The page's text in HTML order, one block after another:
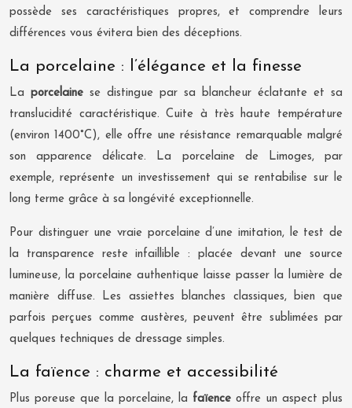
possède ses caractéristiques propres, et comprendre leurs
différences vous évitera bien des déceptions.
La porcelaine : l’élégance et la finesse
La porcelaine se distingue par sa blancheur éclatante et sa
translucidité caractéristique. Cuite à très haute température
(environ 1400°C), elle offre une résistance remarquable malgré
son apparence délicate. La porcelaine de Limoges, par
exemple, représente un investissement qui se rentabilise sur le
long terme grâce à sa longévité exceptionnelle.
Pour distinguer une vraie porcelaine d’une imitation, le test de
la transparence reste infaillible : placée devant une source
lumineuse, la porcelaine authentique laisse passer la lumière de
manière diffuse. Les assiettes blanches classiques, bien que
parfois perçues comme austères, peuvent être sublimées par
quelques techniques de dressage simples.
La faïence : charme et accessibilité
Plus poreuse que la porcelaine, la faïence offre un aspect plus